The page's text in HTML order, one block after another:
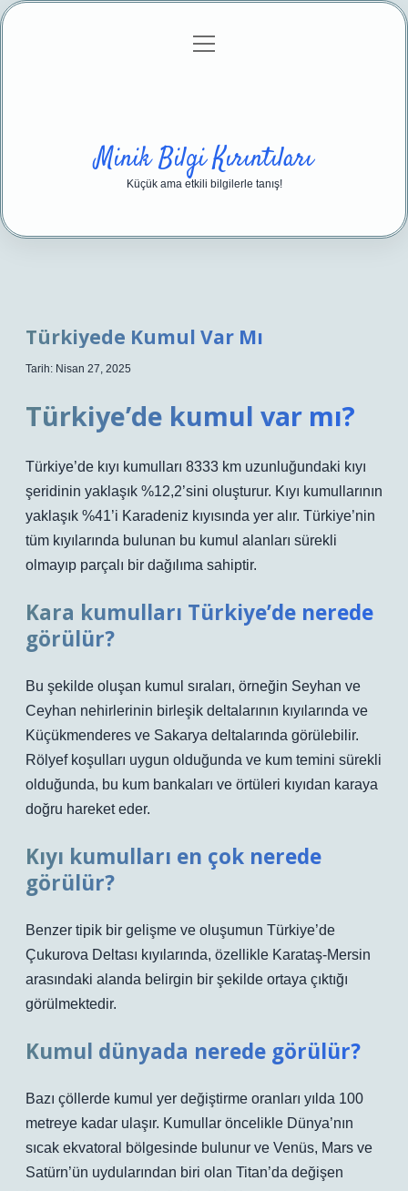
Gizlilik Politikası
menüyü
Minik Bilgi Kırıntıları
Küçük ama etkili bilgilerle tanış!
Türkiyede Kumul Var Mı
Tarih: Nisan 27, 2025
Türkiye’de kumul var mı?
Türkiye’de kıyı kumulları 8333 km uzunluğundaki kıyı
şeridinin yaklaşık %12,2’sini oluşturur. Kıyı kumullarının
yaklaşık %41’i Karadeniz kıyısında yer alır. Türkiye’nin
tüm kıyılarında bulunan bu kumul alanları sürekli
olmayıp parçalı bir dağılıma sahiptir.
Kara kumulları Türkiye’de nerede
görülür?
Bu şekilde oluşan kumul sıraları, örneğin Seyhan ve
Ceyhan nehirlerinin birleşik deltalarının kıyılarında ve
Küçükmenderes ve Sakarya deltalarında görülebilir.
Rölyef koşulları uygun olduğunda ve kum temini sürekli
olduğunda, bu kum bankaları ve örtüleri kıyıdan karaya
doğru hareket eder.
Kıyı kumulları en çok nerede
görülür?
Benzer tipik bir gelişme ve oluşumun Türkiye’de
Çukurova Deltası kıyılarında, özellikle Karataş-Mersin
arasındaki alanda belirgin bir şekilde ortaya çıktığı
görülmektedir.
Kumul dünyada nerede görülür?
Bazı çöllerde kumul yer değiştirme oranları yılda 100
metreye kadar ulaşır. Kumullar öncelikle Dünya’nın
sıcak ekvatoral bölgesinde bulunur ve Venüs, Mars ve
Satürn’ün uydularından biri olan Titan’da değişen